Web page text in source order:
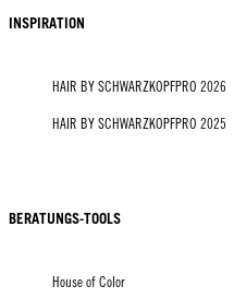
INSPIRATION
HAIR BY SCHWARZKOPFPRO 2026
HAIR BY SCHWARZKOPFPRO 2025
BERATUNGS-TOOLS
House of Color